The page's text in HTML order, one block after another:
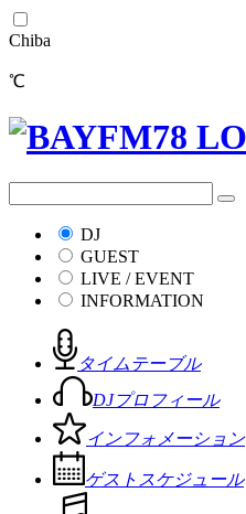
Chiba
℃
DJ
GUEST
LIVE / EVENT
INFORMATION
タイムテーブル
DJプロフィール
インフォメーション
ゲストスケジュール